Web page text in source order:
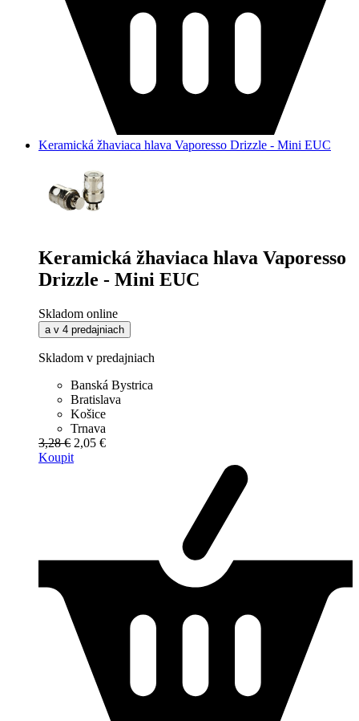
Keramická žhaviaca hlava Vaporesso Drizzle - Mini EUC
Keramická žhaviaca hlava Vaporesso
Drizzle - Mini EUC
Skladom online
a v 4 predajniach
Skladom v predajniach
Banská Bystrica
Bratislava
Košice
Trnava
3,28 € 2,05 €
Koupit